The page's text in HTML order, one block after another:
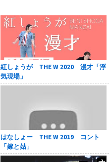
紅しょうが THE W 2020 漫才「浮
気現場」
はなしょー THE W 2019 コント
「嫁と姑」